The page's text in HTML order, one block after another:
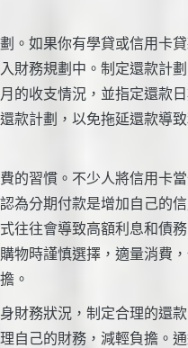
。如果你有學貸或信用卡
財務規劃中。制定還款計劃
的收支情況，並指定還款
款計劃，以免拖延還款導
的習慣。不少人將信用卡
為分期付款是增加自己的
往往會導致高額利息和債
物時謹慎選擇，適量消費
。
財務狀況，制定合理的還
自己的財務，減輕負擔。